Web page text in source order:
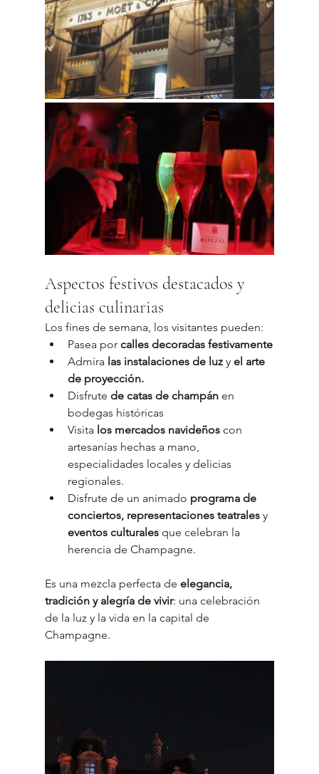
Aspectos festivos destacados y
delicias culinarias
Los fines de semana, los visitantes pueden:
Pasea por calles decoradas festivamente
Admira las instalaciones de luz y el arte
de proyección.
Disfrute de catas de champán en
bodegas históricas
Visita los mercados navideños con
artesanías hechas a mano,
especialidades locales y delicias
regionales.
Disfrute de un animado programa de
conciertos, representaciones teatrales y
eventos culturales que celebran la
herencia de Champagne.
Es una mezcla perfecta de elegancia,
tradición y alegría de vivir: una celebración
de la luz y la vida en la capital de
Champagne.